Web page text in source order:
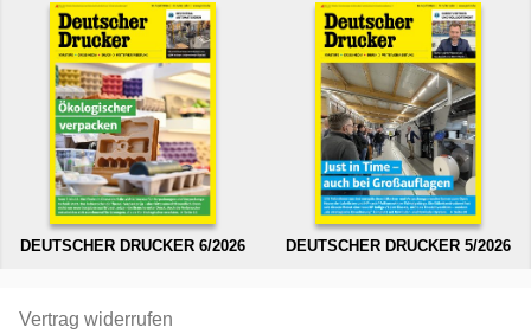
DEUTSCHER DRUCKER 6/2026 DEUTSCHER DRUCKER 5/2026
Vertrag widerrufen